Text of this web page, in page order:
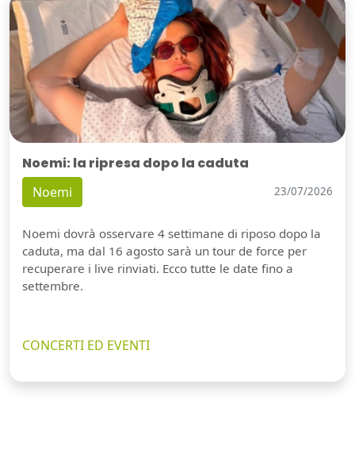
Noemi: la ripresa dopo la caduta
Noemi 23/07/2026
Noemi dovrà osservare 4 settimane di riposo dopo la
caduta, ma dal 16 agosto sarà un tour de force per
recuperare i live rinviati. Ecco tutte le date fino a
settembre.
CONCERTI ED EVENTI